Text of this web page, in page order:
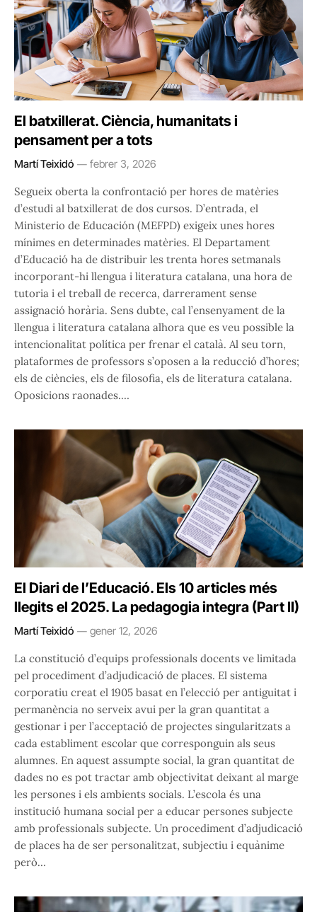
El batxillerat. Ciència, humanitats i
pensament per a tots
Martí Teixidó febrer 3, 2026
Segueix oberta la confrontació per hores de matèries
d’estudi al batxillerat de dos cursos. D’entrada, el
Ministerio de Educación (MEFPD) exigeix unes hores
mínimes en determinades matèries. El Departament
d’Educació ha de distribuir les trenta hores setmanals
incorporant-hi llengua i literatura catalana, una hora de
tutoria i el treball de recerca, darrerament sense
assignació horària. Sens dubte, cal l’ensenyament de la
llengua i literatura catalana alhora que es veu possible la
intencionalitat política per frenar el català. Al seu torn,
plataformes de professors s’oposen a la reducció d’hores;
els de ciències, els de filosofia, els de literatura catalana.
Oposicions raonades.…
El Diari de l’Educació. Els 10 articles més
llegits el 2025. La pedagogia integra (Part II)
Martí Teixidó gener 12, 2026
La constitució d’equips professionals docents ve limitada
pel procediment d’adjudicació de places. El sistema
corporatiu creat el 1905 basat en l’elecció per antiguitat i
permanència no serveix avui per la gran quantitat a
gestionar i per l’acceptació de projectes singularitzats a
cada establiment escolar que corresponguin als seus
alumnes. En aquest assumpte social, la gran quantitat de
dades no es pot tractar amb objectivitat deixant al marge
les persones i els ambients socials. L’escola és una
institució humana social per a educar persones subjecte
amb professionals subjecte. Un procediment d’adjudicació
de places ha de ser personalitzat, subjectiu i equànime
però…